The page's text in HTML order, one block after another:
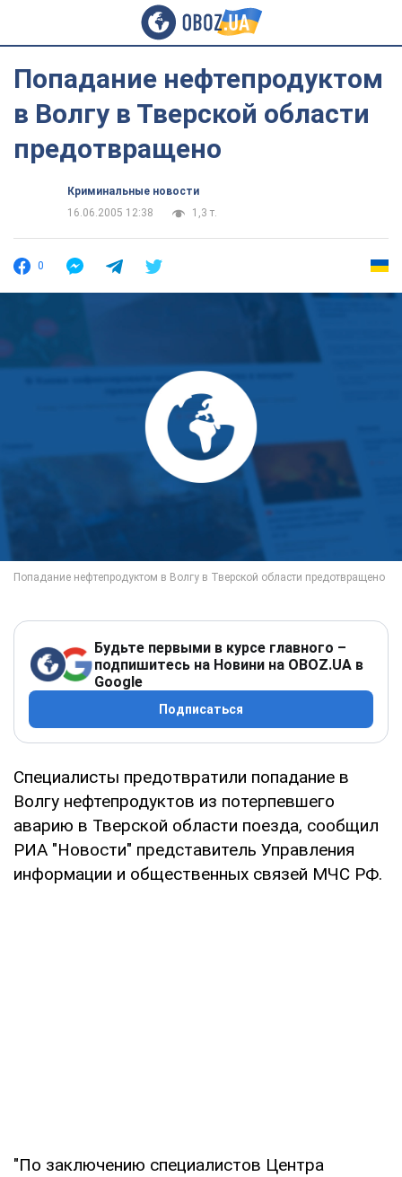
Попадание нефтепродуктом
в Волгу в Тверской области
предотвращено
Криминальные новости
16.06.2005 12:38
1,3 т.
0
Будьте первыми в курсе главного –
подпишитесь на Новини на OBOZ.UA в
Google
Подписаться
Специалисты предотвратили попадание в
Волгу нефтепродуктов из потерпевшего
аварию в Тверской области поезда, сообщил
РИА "Новости" представитель Управления
информации и общественных связей МЧС РФ.
"По заключению специалистов Центра